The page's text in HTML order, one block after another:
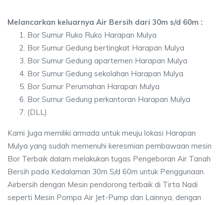
Melancarkan keluarnya Air Bersih dari 30m s/d 60m :
Bor Sumur Ruko Ruko Harapan Mulya
Bor Sumur Gedung bertingkat Harapan Mulya
Bor Sumur Gedung apartemen Harapan Mulya
Bor Sumur Gedung sekolahan Harapan Mulya
Bor Sumur Perumahan Harapan Mulya
Bor Sumur Gedung perkantoran Harapan Mulya
(DLL)
Kami Juga memiliki armada untuk meuju lokasi Harapan
Mulya yang sudah memenuhi keresmian pembawaan mesin
Bor Terbaik dalam melakukan tugas Pengeboran Air Tanah
Bersih pada Kedalaman 30m S/d 60m untuk Penggunaan
Airbersih dengan Mesin pendorong terbaik di Tirta Nadi
seperti Mesin Pompa Air Jet-Pump dan Lainnya, dengan